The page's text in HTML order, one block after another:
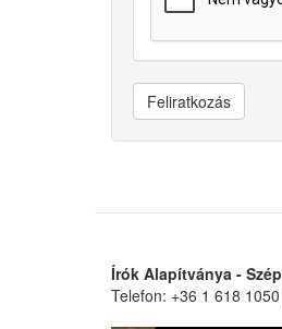
Feliratkozás
Írók Alapítványa -
Telefon: +36 1 618